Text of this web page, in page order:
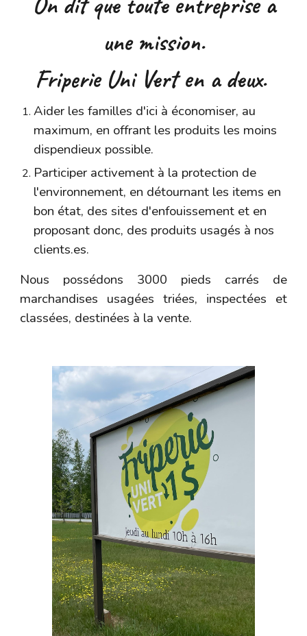
une mission.
Friperie Uni Vert en a deux.
Aider les familles d'ici à économiser, au
maximum, en offrant les produits les moins
dispendieux possible.
Participer activement à la protection de
l'environnement, en détournant les items en
bon état, des sites d'enfouissement et en
proposant donc, des produits usagés à nos
clients.es.
Nous possédons 3000 pieds carrés de
marchandises usagées triées, inspectées et
classées, destinées à la vente.